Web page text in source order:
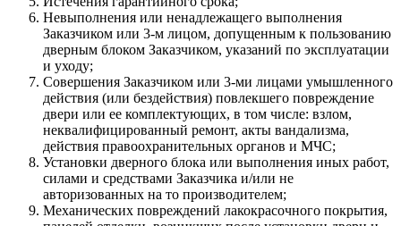
Невыполнения или ненадлежащего выполнения
Заказчиком или 3-м лицом, допущенным к пользованию
дверным блоком Заказчиком, указаний по эксплуатации
и уходу;
Совершения Заказчиком или 3-ми лицами умышленного
действия (или бездействия) повлекшего повреждение
двери или ее комплектующих, в том числе: взлом,
неквалифицированный ремонт, акты вандализма,
действия правоохранительных органов и МЧС;
Установки дверного блока или выполнения иных работ,
силами и средствами Заказчика и/или не
авторизованных на то производителем;
Механических повреждений лакокрасочного покрытия,